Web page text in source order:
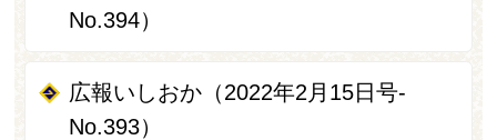
No.394）
広報いしおか（2022年2月15日号-
No.393）